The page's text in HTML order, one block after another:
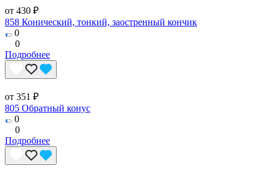
от 430 ₽
858 Конический, тонкий, заостренный кончик
0
0
Подробнее
от 351 ₽
805 Обратный конус
0
0
Подробнее